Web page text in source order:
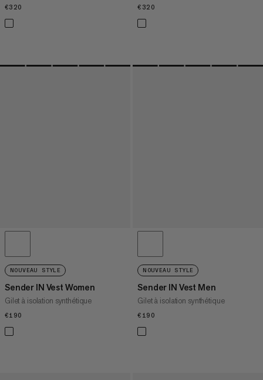
€320 €320
NOUVEAU STYLE
Sender IN Vest Women
Gilet à isolation synthétique
€190
NOUVEAU STYLE
Sender IN Vest Men
Gilet à isolation synthétique
€190